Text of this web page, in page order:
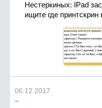
Нестеркиных: IPad
ищите где принтскрин
06.12.2017
"'